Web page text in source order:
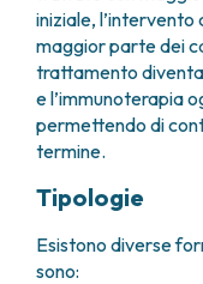
METASTASI DEL
MIELOMI
NEOPLASIE
NEOPLASIE
SARCOMI E
FARMACIA
FISICA
LABORATORIO
MEDICINA
RADIOTERAPIA
CONSULENZE
DIETETICA E
iniziale, l’intervento
maggior parte dei
trattamento
e l’immunoterapia
permettendo di
termine.
Tipologie
Esistono diverse
sono: